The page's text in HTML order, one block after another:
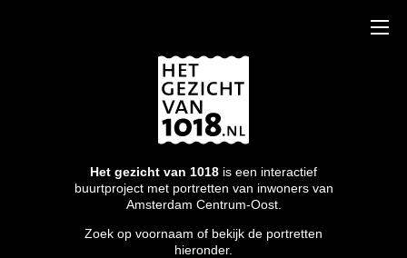
Het gezicht van 1018 is een interactief
buurtproject met portretten van inwoners van
Amsterdam Centrum-Oost.
Zoek op voornaam of bekijk de portretten
hieronder.